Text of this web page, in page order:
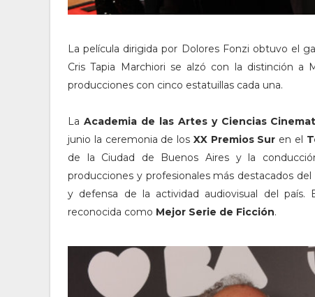
La película dirigida por Dolores Fonzi obtuvo el
Cris Tapia Marchiori se alzó con la distinción
producciones con cinco estatuillas cada una.
La Academia de las Artes y Ciencias
junio la ceremonia de los XX Premios Sur en el
de la Ciudad de Buenos Aires y la
producciones y profesionales más destacados
y defensa de la actividad audiovisual del
reconocida como Mejor Serie de Ficción.